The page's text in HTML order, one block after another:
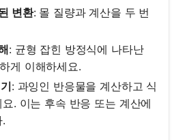
변환: 몰 질량과 계산을 두 번
: 균형 잡힌 방정식에 나타난
게 이해하세요.
: 과잉인 반응물을 계산하고 식
. 이는 후속 반응 또는 계산에